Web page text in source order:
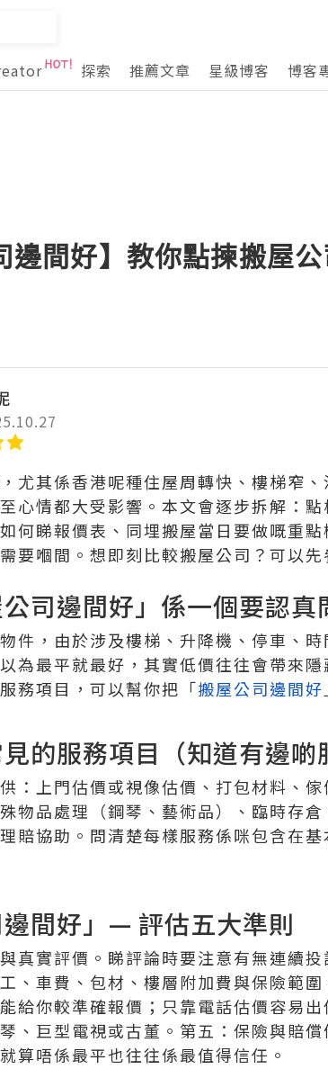
探索 推薦文章 星級博客 博客
邊間好】教你點揀搬屋
尤其係香港呢種住屋周轉快、樓梯窄
心情都大受影響。本文會逐步拆解：
何睇報價表、同埋搬屋當日要做嘅重
要嗰間。想即刻比較搬屋公司？可以
司邊間好」係一個要認真
件，由於涉及樓梯、升降機、停車、
為最平就最好，其實低價往往會帶來
務項目，可以幫你把「搬屋公司邊間好
的服務項目（知道有邊啲
：上門估價或視像估價、打包材料、
物品處理（鋼琴、藝術品）、臨時存
賠協助。問清楚每樣服務係咪包含在
邊間好」— 評估五大準則
真實評價。睇評論時要注意有無連續
、車費、包材、樓層附加費與保險範
給你較準確報價；只靠電話估價容易
、巨型電視或古董。第五：保險與賠
算唔係最平也往往係最值得信任。